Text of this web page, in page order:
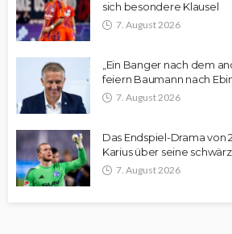
sich besondere Klausel
7. August 2026
„Ein Banger nach dem
feiern Baumann nach
7. August 2026
Das Endspiel-Drama von
Karius über seine
7. August 2026